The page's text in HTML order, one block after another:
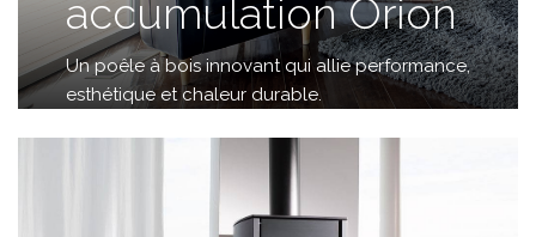
accumulation Orion
Un poêle à bois innovant qui allie performance,
esthétique et chaleur durable.